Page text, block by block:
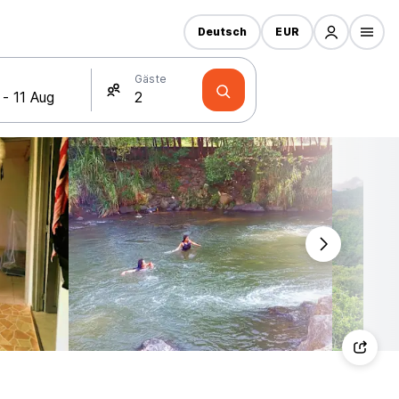
Gäste
Deutsch EUR